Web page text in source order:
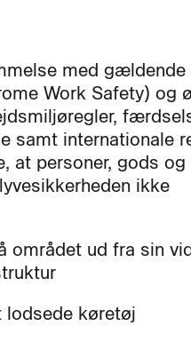
med gældende
Work Safety) og
samt internationale
at personer, gods
ikke
området ud fra sin
køretøj